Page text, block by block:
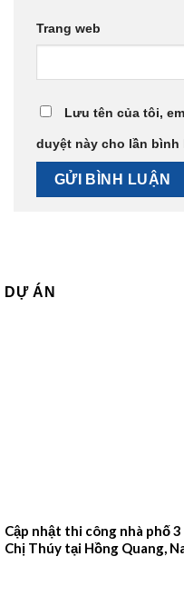
Trang web
Lưu tên của tôi,
duyệt này cho lần bình
DỰ ÁN
Cập nhật thi công nhà phố
Chị Thúy tại Hồng Quang,